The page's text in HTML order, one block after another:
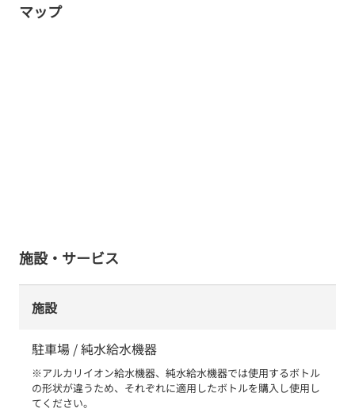
マップ
施設・サービス
施設
駐車場 / 純水給水機器
※アルカリイオン給水機器、純水給水機器では使用するボトル
の形状が違うため、それぞれに適用したボトルを購入し使用し
てください。